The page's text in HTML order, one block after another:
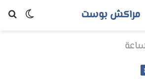
الوضع
مراكش بوست